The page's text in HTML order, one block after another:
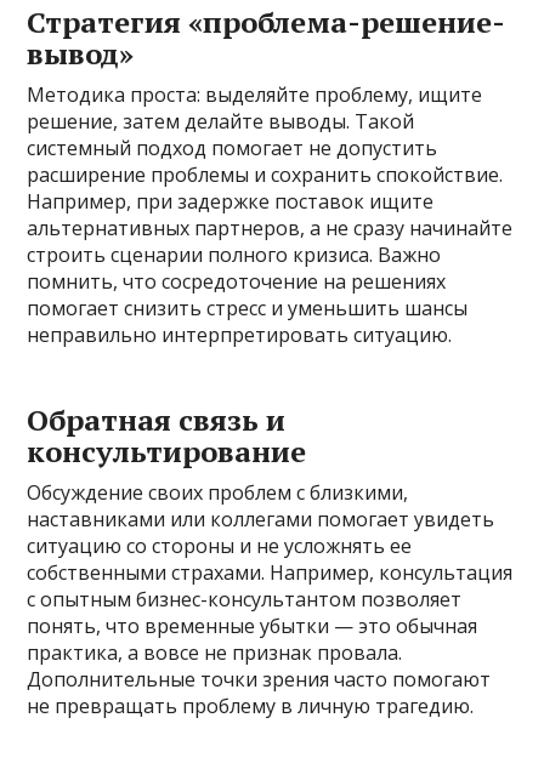
Стратегия «проблема-решение-
вывод»
Методика проста: выделяйте проблему, ищите
решение, затем делайте выводы. Такой
системный подход помогает не допустить
расширение проблемы и сохранить спокойствие.
Например, при задержке поставок ищите
альтернативных партнеров, а не сразу начинайте
строить сценарии полного кризиса. Важно
помнить, что сосредоточение на решениях
помогает снизить стресс и уменьшить шансы
неправильно интерпретировать ситуацию.
Обратная связь и
консультирование
Обсуждение своих проблем с близкими,
наставниками или коллегами помогает увидеть
ситуацию со стороны и не усложнять ее
собственными страхами. Например, консультация
с опытным бизнес-консультантом позволяет
понять, что временные убытки — это обычная
практика, а вовсе не признак провала.
Дополнительные точки зрения часто помогают
не превращать проблему в личную трагедию.